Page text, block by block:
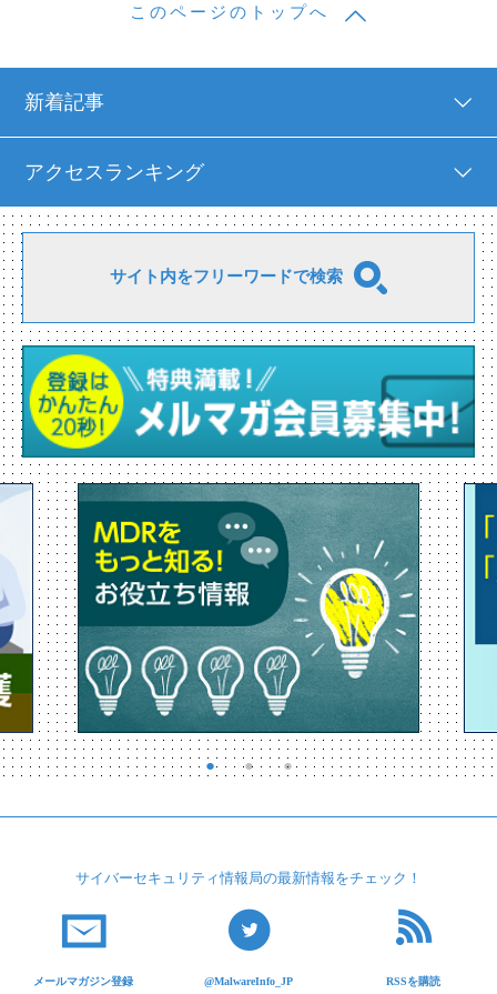
このページのトップへ
新着記事
アクセスランキング
サイト内をフリーワードで検索
サイバーセキュリティ情報局の最新情報をチェック！
メールマガジン登録 @MalwareInfo_JP RSSを購読